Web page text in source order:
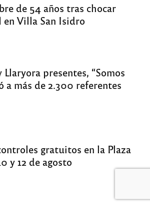
de 54 años tras chocar
Villa San Isidro
Llaryora presentes, “Somos
a más de 2.300 referentes
gratuitos en la Plaza
y 12 de agosto